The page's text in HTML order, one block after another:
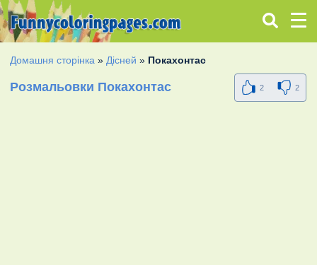
Домашня сторінка » Дісней » Покахонтас
Розмальовки Покахонтас 2 2